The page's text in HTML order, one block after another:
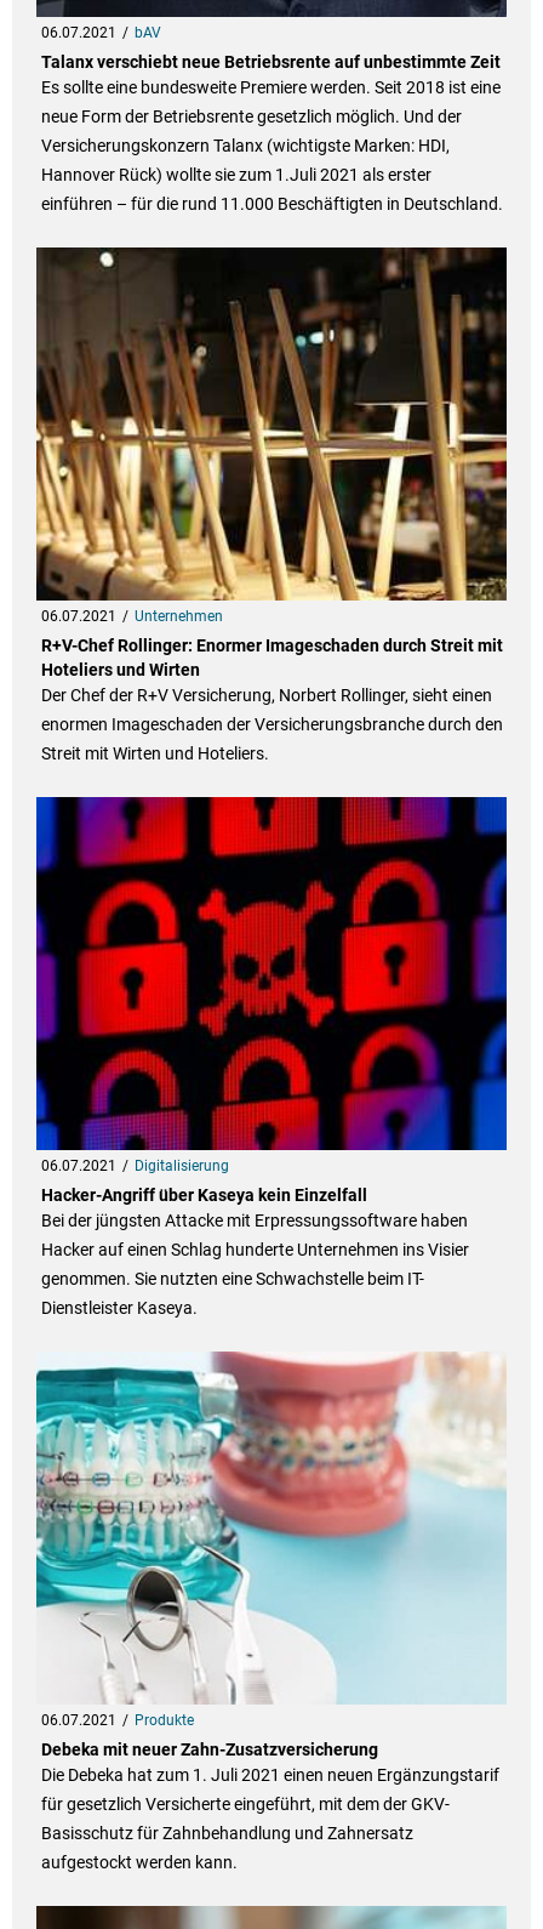
06.07.2021 bAV
Talanx verschiebt neue Betriebsrente auf unbestimmte Zeit
Es sollte eine bundesweite Premiere werden. Seit 2018 ist eine
neue Form der Betriebsrente gesetzlich möglich. Und der
Versicherungskonzern Talanx (wichtigste Marken: HDI,
Hannover Rück) wollte sie zum 1.Juli 2021 als erster
einführen – für die rund 11.000 Beschäftigten in Deutschland.
06.07.2021 Unternehmen
R+V-Chef Rollinger: Enormer Imageschaden durch Streit mit
Hoteliers und Wirten
Der Chef der R+V Versicherung, Norbert Rollinger, sieht einen
enormen Imageschaden der Versicherungsbranche durch den
Streit mit Wirten und Hoteliers.
06.07.2021 Digitalisierung
Hacker-Angriff über Kaseya kein Einzelfall
Bei der jüngsten Attacke mit Erpressungssoftware haben
Hacker auf einen Schlag hunderte Unternehmen ins Visier
genommen. Sie nutzten eine Schwachstelle beim IT-
Dienstleister Kaseya.
06.07.2021 Produkte
Debeka mit neuer Zahn-Zusatzversicherung
Die Debeka hat zum 1. Juli 2021 einen neuen Ergänzungstarif
für gesetzlich Versicherte eingeführt, mit dem der GKV-
Basisschutz für Zahnbehandlung und Zahnersatz
aufgestockt werden kann.